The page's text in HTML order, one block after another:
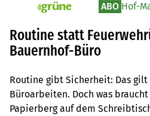
pv_die-grune-online ABO Hof-
Routine statt
Bauernhof-Büro
Routine gibt Sicherheit: Das gilt
Büroarbeiten. Doch was
Papierberg auf dem